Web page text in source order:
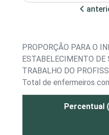
PROPORÇÃO PARA O
ESTABELECIMENTO DE
TRABALHO DO
Total de enfermeiros
Percentual